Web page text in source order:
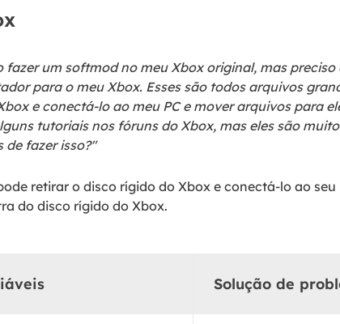
fazer um softmod no meu Xbox original, mas
para o meu Xbox. Esses são todos arquivos
e conectá-lo ao meu PC e mover arquivos para
tutoriais nos fóruns do Xbox, mas eles são
de fazer isso?"
retirar o disco rígido do Xbox e conectá-lo ao
do disco rígido do Xbox.
Solução de